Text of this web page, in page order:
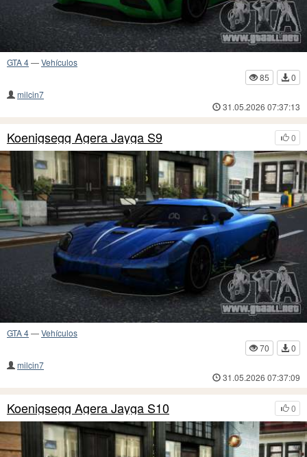
GTA 4—Vehículos
85
0
milcin7
31.05.2026 07:37:13
0
Koenigsegg Agera Jayga S9
GTA 4—Vehículos
70
0
milcin7
31.05.2026 07:37:09
0
Koenigsegg Agera Jayga S10